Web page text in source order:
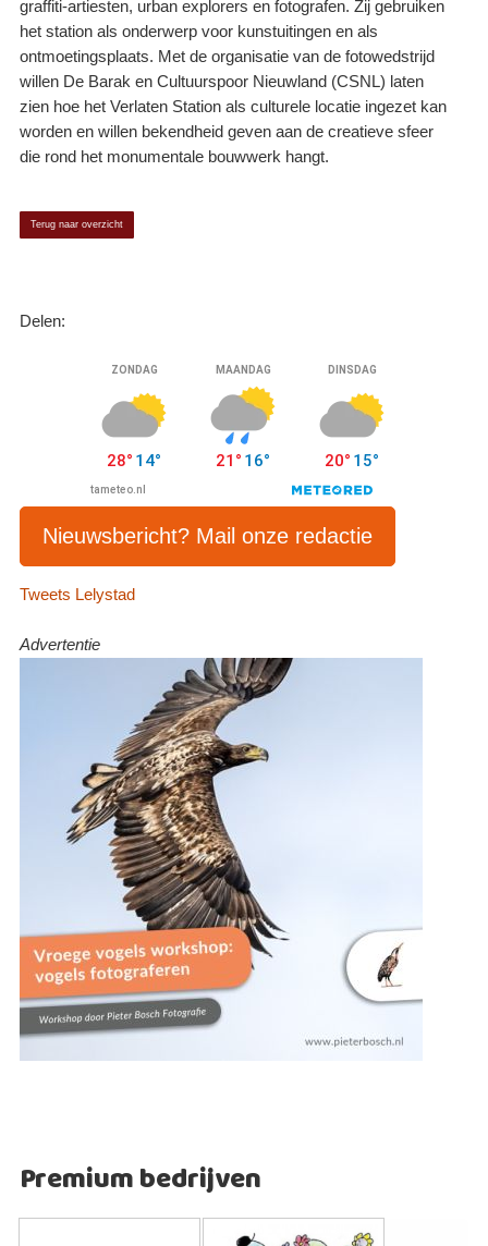
graffiti-artiesten, urban explorers en fotografen. Zij gebruiken
het station als onderwerp voor kunstuitingen en als
ontmoetingsplaats. Met de organisatie van de fotowedstrijd
willen De Barak en Cultuurspoor Nieuwland (CSNL) laten
zien hoe het Verlaten Station als culturele locatie ingezet kan
worden en willen bekendheid geven aan de creatieve sfeer
die rond het monumentale bouwwerk hangt.
Terug naar overzicht
Delen:
Nieuwsbericht? Mail onze redactie
Tweets Lelystad
Advertentie
Premium bedrijven